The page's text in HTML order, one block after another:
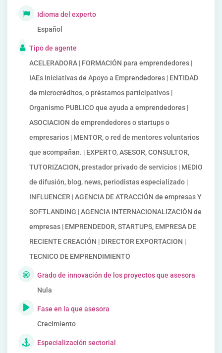
Idioma del experto
Español
Tipo de agente
ACELERADORA | FORMACIÓN para emprendedores |
IAEs Iniciativas de Apoyo a Emprendedores | ENTIDAD
de microcréditos, o préstamos participativos |
Organismo PUBLICO que ayuda a emprendedores |
ASOCIACION de emprendedores o startups o
empresarios | MENTOR, o red de mentores voluntarios
que acompañan. | EXPERTO, ASESOR, CONSULTOR,
TUTORIZACION, prestador privado de servicios | MEDIO
de difusión, blog, news, periodistas especializado |
INFLUENCER | AGENCIA DE ATRACCIÓN de empresas Y
SOFTLANDING | AGENCIA INTERNACIONALIZACIÓN de
empresas | EMPRENDEDOR, STARTUPS, EMPRESA DE
RECIENTE CREACIÓN | DIRECTOR EXPORTACION |
TECNICO DE EMPRENDIMIENTO
Grado de innovación de los proyectos que asesora
Nula
Fase en la que asesora
Crecimiento
Especialización sectorial